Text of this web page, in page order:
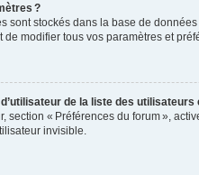
?
sont stockés dans la base de
modifier tous vos paramètres et
de la liste des utilisateurs
section « Préférences du forum »,
invisible.